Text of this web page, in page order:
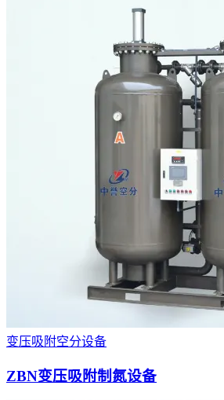
变压吸附空分设备
ZBN变压吸附制氮设备